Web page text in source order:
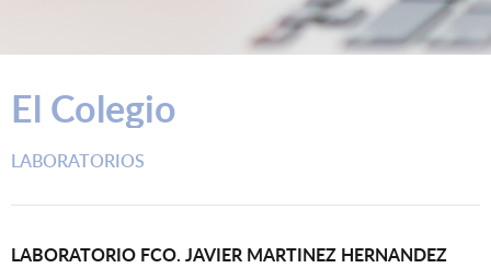
El Colegio
LABORATORIOS
LABORATORIO FCO. JAVIER MARTINEZ HERNANDEZ